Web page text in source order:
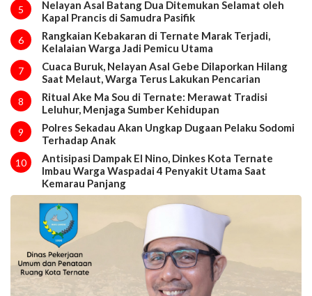
5
Nelayan Asal Batang Dua Ditemukan Selamat oleh
Kapal Prancis di Samudra Pasifik
6
Rangkaian Kebakaran di Ternate Marak Terjadi,
Kelalaian Warga Jadi Pemicu Utama
7
Cuaca Buruk, Nelayan Asal Gebe Dilaporkan Hilang
Saat Melaut, Warga Terus Lakukan Pencarian
8
Ritual Ake Ma Sou di Ternate: Merawat Tradisi
Leluhur, Menjaga Sumber Kehidupan
9
Polres Sekadau Akan Ungkap Dugaan Pelaku Sodomi
Terhadap Anak
10
Antisipasi Dampak El Nino, Dinkes Kota Ternate
Imbau Warga Waspadai 4 Penyakit Utama Saat
Kemarau Panjang